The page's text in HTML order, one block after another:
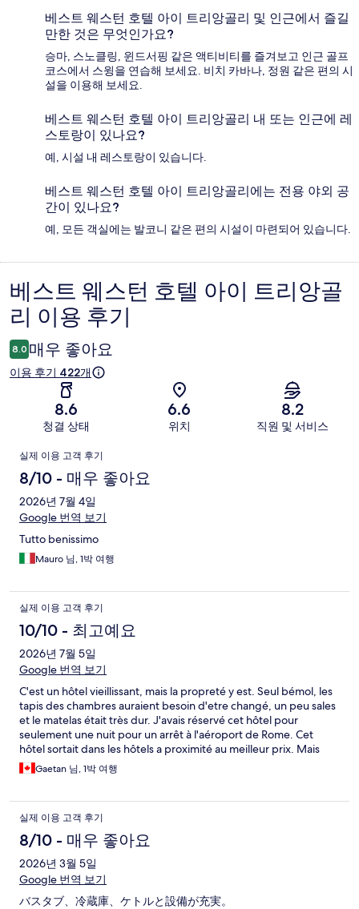
베스트 웨스턴 호텔 아이 트리앙골리 및 인근에서 즐길
만한 것은 무엇인가요?
승마, 스노클링, 윈드서핑 같은 액티비티를 즐겨보고 인근 골프
코스에서 스윙을 연습해 보세요. 비치 카바나, 정원 같은 편의 시
설을 이용해 보세요.
베스트 웨스턴 호텔 아이 트리앙골리 내 또는 인근에 레
스토랑이 있나요?
예, 시설 내 레스토랑이 있습니다.
베스트 웨스턴 호텔 아이 트리앙골리에는 전용 야외 공
간이 있나요?
예, 모든 객실에는 발코니 같은 편의 시설이 마련되어 있습니다.
이
용
후
기
베스트 웨스턴 호텔 아이 트리앙골
리 이용 후기
8.0 매우 좋아요
이용 후기 422개
8.6
청결 상태
6.6
위치
8.2
직원 및 서비스
이
용
후
기
실제 이용 고객 후기
8/10 - 매우 좋아요
2026년 7월 4일
Google 번역 보기
Tutto benissimo
Mauro 님, 1박 여행
실제 이용 고객 후기
10/10 - 최고예요
2026년 7월 5일
Google 번역 보기
C'est un hôtel vieillissant, mais la propreté y est. Seul bémol, les
tapis des chambres auraient besoin d'etre changé, un peu sales
et le matelas était très dur. J'avais réservé cet hôtel pour
seulement une nuit pour un arrêt à l'aéroport de Rome. Cet
hôtel sortait dans les hôtels a proximité au meilleur prix. Mais
attention, il se trouve a 30 min de taxi et il vous en coûtera 55
Euro par allé.
Gaetan 님, 1박 여행
실제 이용 고객 후기
8/10 - 매우 좋아요
2026년 3월 5일
Google 번역 보기
バスタブ、冷蔵庫、ケトルと設備が充実。